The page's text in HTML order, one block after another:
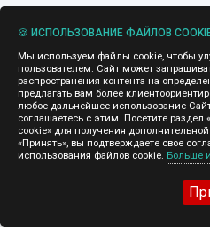
🍪 ИСПОЛЬЗОВАНИЕ ФАЙЛОВ
Мы используем файлы cookie, чтобы
пользователем. Сайт может
распространения контента на
предлагать вам более
любое дальнейшее использование
соглашаетесь с этим. Посетите
cookie» для получения
«Принять», вы подтверждаете свое
использования файлов cookie. Больше